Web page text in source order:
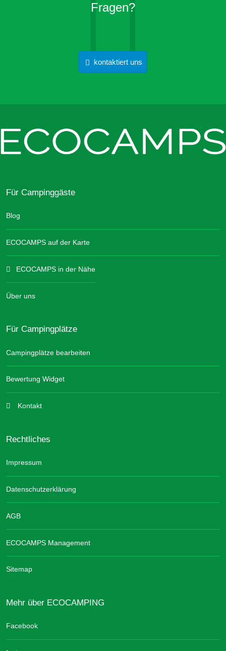
Fragen?
kontaktiert uns
Für Campinggäste
Blog
ECOCAMPS auf der Karte
ECOCAMPS in der Nähe
Über uns
Für Campingplätze
Campingplätze bearbeiten
Bewertung Widget
Kontakt
Rechtliches
Impressum
Datenschutzerklärung
AGB
ECOCAMPS Management
Sitemap
Mehr über ECOCAMPING
Facebook